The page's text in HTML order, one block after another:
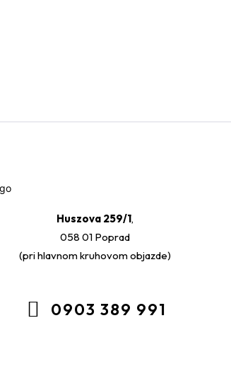
Huszova 259/1,
058 01 Poprad
(pri hlavnom kruhovom objazde)
0903 389 991